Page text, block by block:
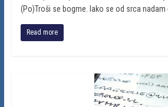
(Po)Troši se bogme. Iako se od srca nadam
Read more